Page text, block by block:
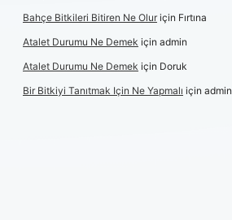
Bahçe Bitkileri Bitiren Ne Oluriçin Fırtına
Atalet Durumu Ne Demek için admin
Atalet Durumu Ne Demek için Doruk
Bir Bitkiyi Tanıtmak Için Ne Yapmalı için admin